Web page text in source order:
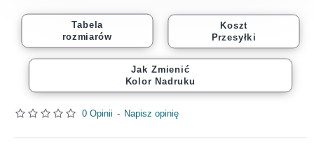
0 Opinii - Napisz opinię
Tabela
rozmiarów
Koszt
Przesyłki
Jak Zmienić
Kolor Nadruku